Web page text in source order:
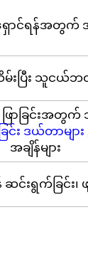
ရှောင်ရန်အတွ
းပြီး သူငယ်
ဖြာခြင်းအ
င်း ဒယ်တာများ
အချိန်များ
းရွက်ခြင်း၊ ဖ